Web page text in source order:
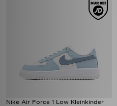
Nike Air Force 1 Low Kleinkinder